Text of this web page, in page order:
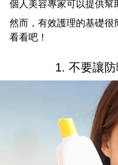
個人美容專家可以提供幫
然而，有效護理的基礎很
看看吧！
1. 不要讓